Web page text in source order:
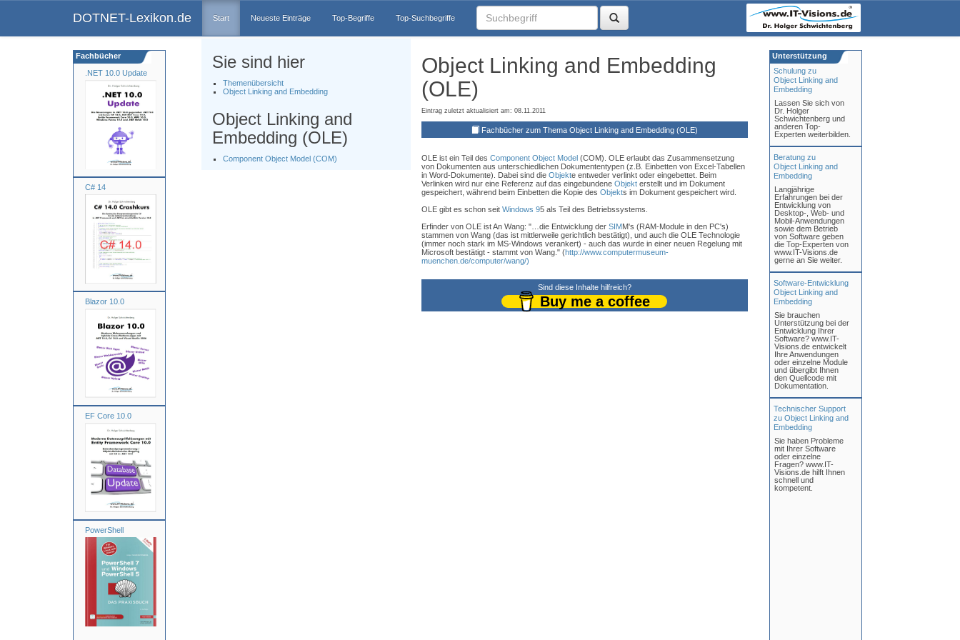
DOTNET-Lexikon.de Start Neueste Einträge Top-Begriffe Top-Suchbegriffe
.NET 10.0 Update
C# 14
Blazor 10.0
EF Core 10.0
PowerShell
Fachbücher Sie sind hier
Themenübersicht
Object Linking and Embedding
Object Linking and
Embedding (OLE)
Component Object Model (COM)
Object Linking and Embedding
(OLE)
Eintrag zuletzt aktualisiert am: 08.11.2011
Fachbücher zum Thema Object Linking and Embedding (OLE)
OLE ist ein Teil des Component Object Model(COM). OLE erlaubt das Zusammensetzung
von Dokumenten aus unterschiedlichen Dokumententypen (z.B. Einbetten von Excel-Tabellen
in Word-Dokumente). Dabei sind die Objekte entweder verlinkt oder eingebettet. Beim
Verlinken wird nur eine Referenz auf das eingebundene Objekterstellt und im Dokument
gespeichert, während beim Einbetten die Kopie des Objekts im Dokument gespeichert wird.
OLE gibt es schon seit Windows 95 als Teil des Betriebssystems.
Erfinder von OLE ist An Wang: "…die Entwicklung der SIMM's (RAM-Module in den PC's)
stammen von Wang (das ist mittlerweile gerichtlich bestätigt), und auch die OLE Technologie
(immer noch stark im MS-Windows verankert) - auch das wurde in einer neuen Regelung mit
Microsoft bestätigt - stammt von Wang." (http://www.computermuseum-
muenchen.de/computer/wang/)
Sind diese Inhalte hilfreich?
Buy me a coffee
Schulung zu
Object Linking and
Embedding
Lassen Sie sich von
Dr. Holger
Schwichtenberg und
anderen Top-
Experten weiterbilden.
Beratung zu
Object Linking and
Embedding
Langjährige
Erfahrungen bei der
Entwicklung von
Desktop-, Web- und
Mobil-Anwendungen
sowie dem Betrieb
von Software geben
die Top-Experten von
www.IT-Visions.de
gerne an Sie weiter.
Software-Entwicklung
Object Linking and
Embedding
Sie brauchen
Unterstützung bei der
Entwicklung Ihrer
Software? www.IT-
Visions.de entwickelt
Ihre Anwendungen
oder einzelne Module
und übergibt Ihnen
den Quellcode mit
Dokumentation.
Technischer Support
zu Object Linking and
Embedding
Sie haben Probleme
mit Ihrer Software
oder einzelne
Fragen? www.IT-
Visions.de hilft Ihnen
schnell und
kompetent.
Unterstützung